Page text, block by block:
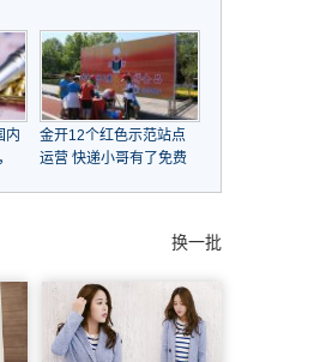
内
金开12个红色示范站点
运营 快递小哥有了免费
换一批